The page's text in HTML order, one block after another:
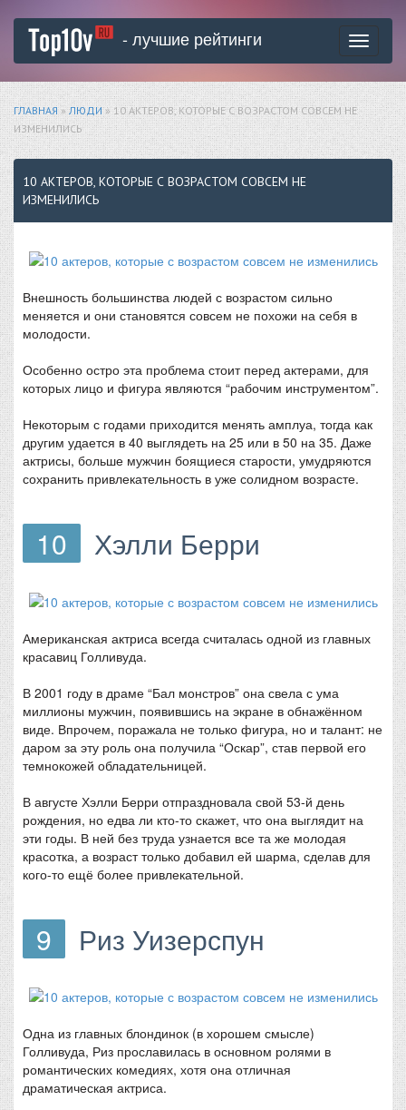
Toggle
- лучшие рейтинги
ГЛАВНАЯ »ЛЮДИ» 10 АКТЕРОВ, КОТОРЫЕ С ВОЗРАСТОМ СОВСЕМ НЕ
ИЗМЕНИЛИСЬ
10 АКТЕРОВ, КОТОРЫЕ С ВОЗРАСТОМ СОВСЕМ НЕ
ИЗМЕНИЛИСЬ
Внешность большинства людей с возрастом сильно
меняется и они становятся совсем не похожи на себя в
молодости.
Особенно остро эта проблема стоит перед актерами, для
которых лицо и фигура являются “рабочим инструментом”.
Некоторым с годами приходится менять амплуа, тогда как
другим удается в 40 выглядеть на 25 или в 50 на 35. Даже
актрисы, больше мужчин боящиеся старости, умудряются
сохранить привлекательность в уже солидном возрасте.
10 Хэлли Берри
Американская актриса всегда считалась одной из главных
красавиц Голливуда.
В 2001 году в драме “Бал монстров” она свела с ума
миллионы мужчин, появившись на экране в обнажённом
виде. Впрочем, поражала не только фигура, но и талант: не
даром за эту роль она получила “Оскар”, став первой его
темнокожей обладательницей.
В августе Хэлли Берри отпраздновала свой 53-й день
рождения, но едва ли кто-то скажет, что она выглядит на
эти годы. В ней без труда узнается все та же молодая
красотка, а возраст только добавил ей шарма, сделав для
кого-то ещё более привлекательной.
9 Риз Уизерспун
Одна из главных блондинок (в хорошем смысле)
Голливуда, Риз прославилась в основном ролями в
романтических комедиях, хотя она отличная
драматическая актриса.